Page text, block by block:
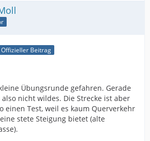
Offizieller Beitrag
Übungsrunde gefahren. Gerade
nicht wildes. Die Strecke ist aber
einen Test, weil es kaum Querverkehr
stete Steigung bietet (alte